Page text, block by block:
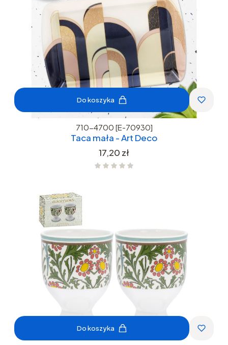
Do koszyka
710-4700 [E-70930]
Taca mała - Art Deco
Cena
17,20 zł
Do koszyka